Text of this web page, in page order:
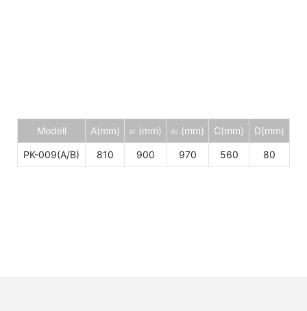
Modell A(mm) B1 (mm) B2 (mm) C(mm) D(mm)
PK-009(A/B) 810 900 970 560 80